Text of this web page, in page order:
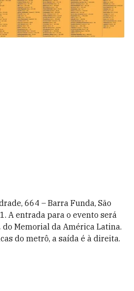
664 – Barra Funda, São
A entrada para o evento será
Memorial da América Latina.
do metrô, a saída é à direita.